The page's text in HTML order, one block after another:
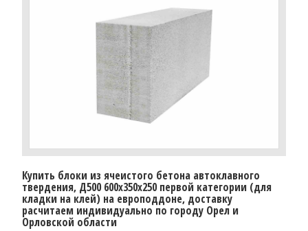
Купить блоки из ячеистого бетона автоклавного
твердения, Д500 600x350x250 первой категории (для
кладки на клей) на европоддоне, доставку
расчитаем индивидуально по городу Орел и
Орловской области